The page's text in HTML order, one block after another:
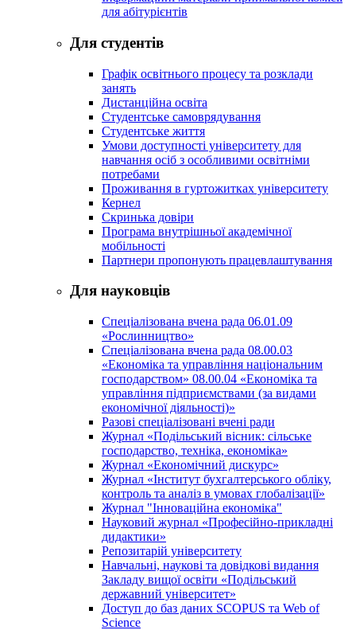
для абітурієнтів
Для студентів
Графік освітнього процесу та розклади
занять
Дистанційна освіта
Студентське самоврядування
Студентське життя
Умови доступності університету для
навчання осіб з особливими освітніми
потребами
Проживання в гуртожитках університету
Кернел
Скринька довіри
Програма внутрішньої академічної
мобільності
Партнери пропонують працевлаштування
Для науковців
Спеціалізована вчена рада 06.01.09
«Рослинництво»
Спеціалізована вчена рада 08.00.03
«Економіка та управління національним
господарством» 08.00.04 «Економіка та
управління підприємствами (за видами
економічної діяльності)»
Разові спеціалізовані вчені ради
Журнал «Подільський вісник: сільське
господарство, техніка, економіка»
Журнал «Економічний дискурс»
Журнал «Інститут бухгалтерського обліку,
контроль та аналіз в умовах глобалізації»
Журнал "Інноваційна економіка"
Науковий журнал «Професійно-прикладні
дидактики»
Репозитарій університету
Навчальні, наукові та довідкові видання
Закладу вищої освіти «Подільський
державний університет»
Доступ до баз даних SCOPUS та Web of
Science